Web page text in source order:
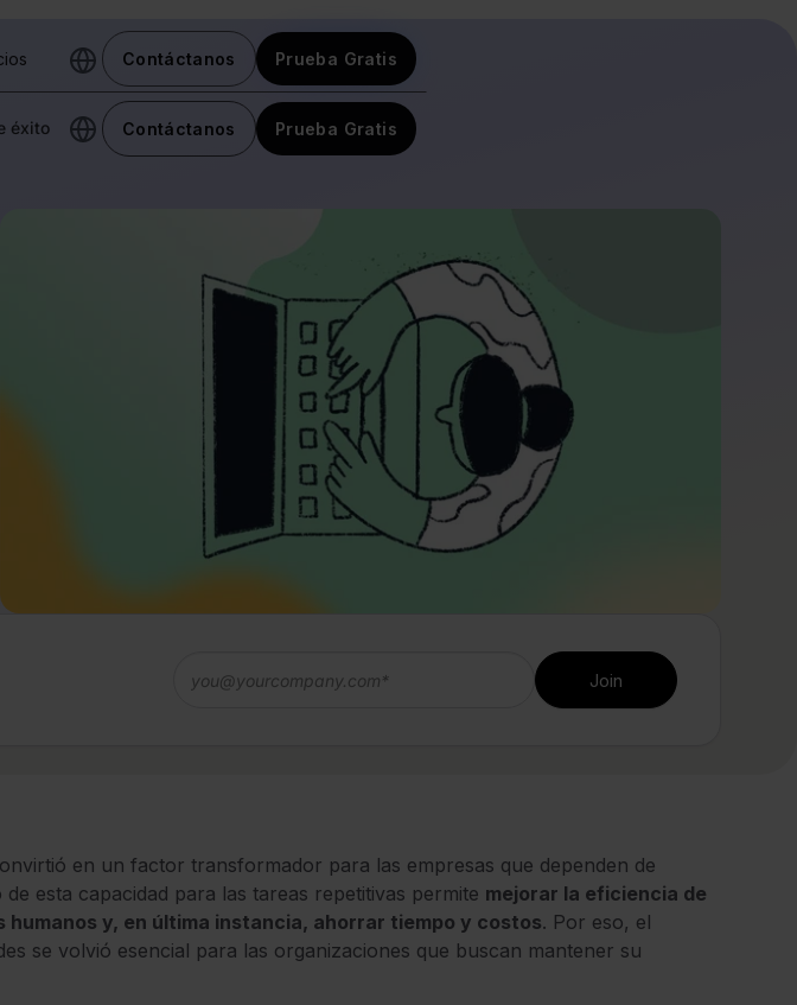
Contáctanos Prueba Gratis
éxito Contáctanos Prueba Gratis
en un factor transformador para las empresas que dependen de
esta capacidad para las tareas repetitivas permite mejorar la eficiencia de
y, en última instancia, ahorrar tiempo y costos. Por eso, el
se volvió esencial para las organizaciones que buscan mantener su